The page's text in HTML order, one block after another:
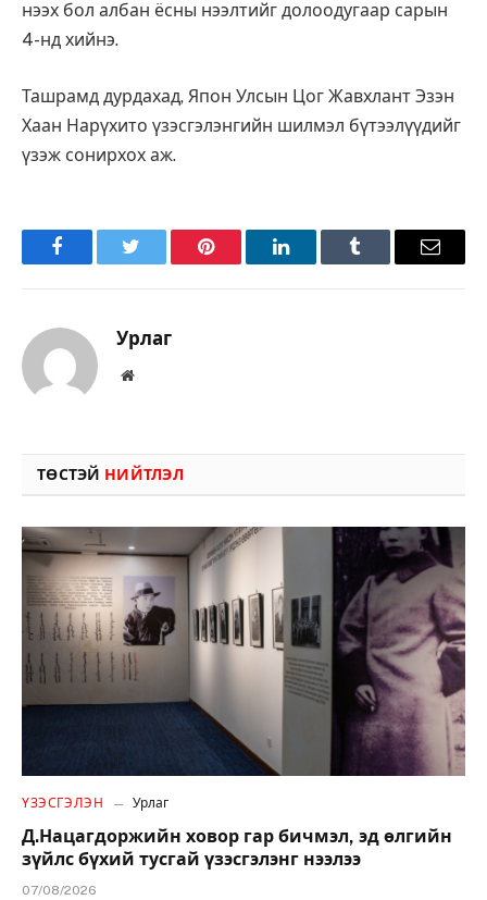
нээх бол албан ёсны нээлтийг долоодугаар сарын
4-нд хийнэ.
Ташрамд дурдахад, Япон Улсын Цог Жавхлант Эзэн
Хаан Нарүхито үзэсгэлэнгийн шилмэл бүтээлүүдийг
үзэж сонирхох аж.
FacebookTwitter Pinterest LinkedInTumblr Имэйл
Урлаг
Вэбсайт
ТӨСТЭЙ НИЙТЛЭЛ
ҮЗЭСГЭЛЭН Урлаг
Д.Нацагдоржийн ховор гар бичмэл, эд өлгийн
зүйлс бүхий тусгай үзэсгэлэнг нээлээ
07/08/2026